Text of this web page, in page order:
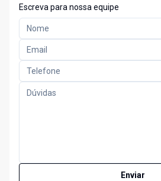
Escreva para nossa equipe
Enviar